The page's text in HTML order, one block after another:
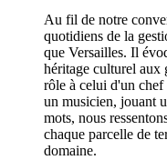
Au fil de notre
quotidiens de la
que Versailles. Il
héritage culturel aux
rôle à celui d'un
un musicien, jouant
mots, nous
chaque parcelle de
domaine.